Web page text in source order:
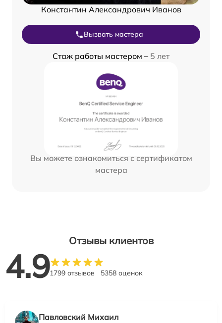
Константин Александрович Иванов
Вызвать мастера
Стаж работы мастером – 5 лет
Вы можете ознакомиться с сертификатом
мастера
Отзывы клиентов
4.91799 отзывов 5358 оценок
Павловский Михаил